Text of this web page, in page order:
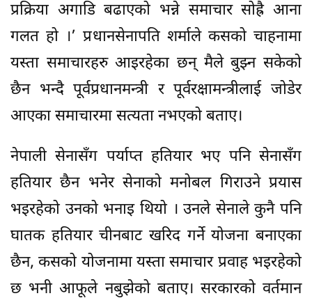
प्रक्रिया अगाडि बढाएको भन्ने समाचार सोह्रै आना
गलत हो ।’ प्रधानसेनापति शर्माले कसको चाहनामा
यस्ता समाचारहरु आइरहेका छन् मैले बुझ्न सकेको
छैन भन्दै पूर्वप्रधानमन्त्री र पूर्वरक्षामन्त्रीलाई जोडेर
आएका समाचारमा सत्यता नभएको बताए।
नेपाली सेनासँग पर्याप्त हतियार भए पनि सेनासँग
हतियार छैन भनेर सेनाको मनोबल गिराउने प्रयास
भइरहेको उनको भनाइ थियो । उनले सेनाले कुनै पनि
घातक हतियार चीनबाट खरिद गर्ने योजना बनाएका
छैन, कसको योजनामा यस्ता समाचार प्रवाह भइरहेको
छ भनी आफूले नबुझेको बताए। सरकारको वर्तमान